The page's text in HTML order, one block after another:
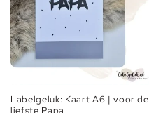
Labelgeluk: Kaart A6 | voor de
liefste Papa